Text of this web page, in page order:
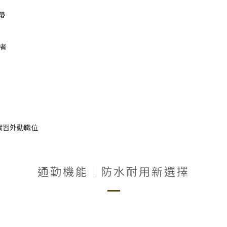
外勤職位
通勤機能｜防水耐用新選擇